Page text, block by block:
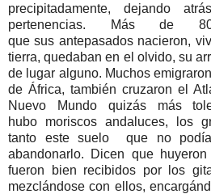
precipitadamente, dejando
pertenencias. Más de
que sus antepasados nacieron,
tierra, quedaban en el olvido, su
de lugar alguno. Muchos
de África, también cruzaron el
Nuevo Mundo quizás más
hubo moriscos andaluces, los
tanto este suelo que no
abandonarlo. Dicen que
fueron bien recibidos por los
mezclándose con ellos,